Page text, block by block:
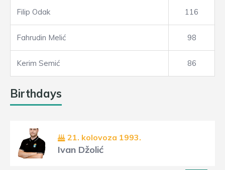
Filip Odak 116
Fahrudin Melić 98
Kerim Semić 86
Birthdays
21. kolovoza 1993.
Ivan Džolić